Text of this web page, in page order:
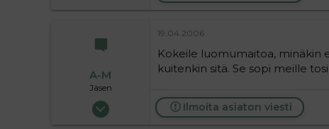
A-M
Jäsen
04.11.2005
19.04.2006
Kokeile luomumaitoa, minäkin
kuitenkin sitä. Se sopi meille
Ilmoita asiaton viesti